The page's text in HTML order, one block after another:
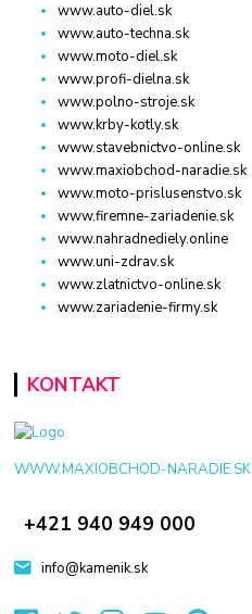
www.auto-diel.sk
www.auto-techna.sk
www.moto-diel.sk
www.profi-dielna.sk
www.polno-stroje.sk
www.krby-kotly.sk
www.stavebnictvo-online.sk
www.maxiobchod-naradie.sk
www.moto-prislusenstvo.sk
www.firemne-zariadenie.sk
www.nahradnediely.online
www.uni-zdrav.sk
www.zlatnictvo-online.sk
www.zariadenie-firmy.sk
KONTAKT
WWW.MAXIOBCHOD-NARADIE.SK
+421 940 949 000
info@kamenik.sk